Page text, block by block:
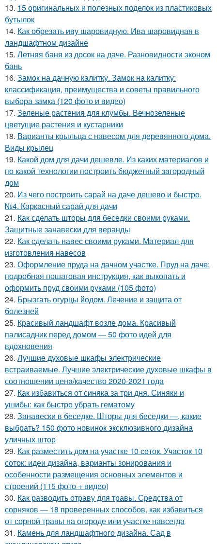
13. 15 оригинальных и полезных поделок из пластиковых
бутылок
14. Как обрезать иву шаровидную. Ива шаровидная в
ландшафтном дизайне
15. Летняя баня из досок на даче. Разновидности эконом
бань
16. Замок на дачную калитку. Замок на калитку:
классификация, преимущества и советы правильного
выбора замка (120 фото и видео)
17. Зеленые растения для клумбы. Вечнозеленые
цветущие растения и кустарники
18. Варианты крыльца с навесом для деревянного дома.
Виды крылец
19. Какой дом для дачи дешевле. Из каких материалов и
по какой технологии построить бюджетный загородный
дом
20. Из чего построить сарай на даче дешево и быстро.
№4. Каркасный сарай для дачи
21. Как сделать шторы для беседки своими руками.
Защитные занавески для веранды
22. Как сделать навес своими руками. Материал для
изготовления навесов
23. Оформление пруда на дачном участке. Пруд на даче:
подробная пошаговая инструкция, как выкопать и
оформить пруд своими руками (105 фото)
24. Брызгать огурцы йодом. Лечение и защита от
болезней
25. Красивый ландшафт возле дома. Красивый
палисадник перед домом — 50 фото идей для
вдохновения
26. Лучшие духовые шкафы электрические
встраиваемые. Лучшие электрические духовые шкафы в
соотношении цена/качество 2020-2021 года
27. Как избавиться от синяка за три дня. Синяки и
ушибы: как быстро убрать гематому
28. Занавески в беседке. Шторы для беседки —, какие
выбрать? 150 фото новинок эксклюзивного дизайна
уличных штор
29. Как разместить дом на участке 10 соток. Участок 10
соток: идеи дизайна, варианты зонирования и
особенности размещения основных элементов и
строений (115 фото + видео)
30. Как разводить отраву для травы. Средства от
сорняков — 18 проверенных способов, как избавиться
от сорной травы на огороде или участке навсегда
31. Камень для ландшафтного дизайна. Сад в